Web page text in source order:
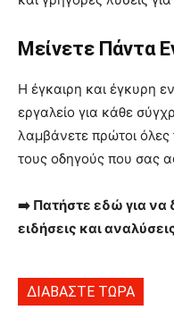
Μείνετε Πάντα
Η έγκαιρη και έγκυρη
εργαλείο για κάθε
λαμβάνετε πρώτοι όλες
τους οδηγούς που σας
➡️ Πατήστε εδώ για να
ειδήσεις και
ΔΙΑΒΑΣΤΕ ΤΩΡΑ